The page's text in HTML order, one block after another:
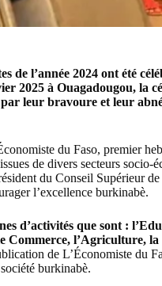
de l’année 2024 ont été
2025 à Ouagadougou, la
leur bravoure et leur
du Faso, premier
de divers secteurs socio-
du Conseil Supérieur
l’excellence burkinabè.
d’activités que sont :
Commerce, l’Agriculture,
de L’Économiste du
burkinabè.